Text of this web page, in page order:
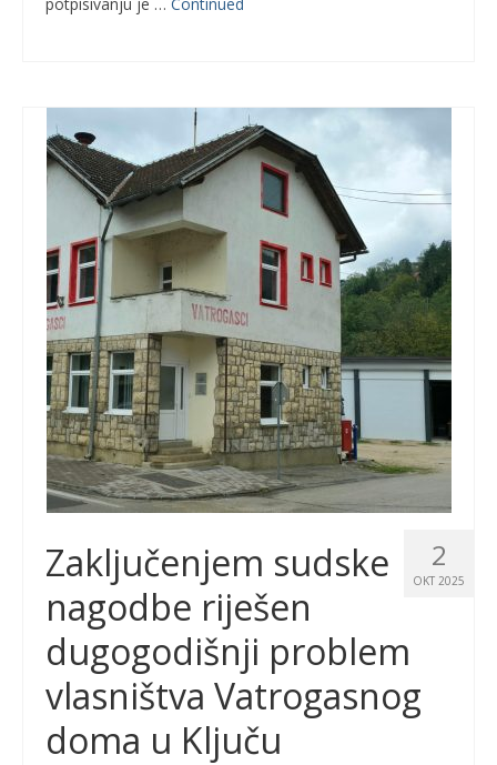
2
OKT 2025
Zaključenjem sudske
nagodbe riješen
dugogodišnji problem
vlasništva Vatrogasnog
doma u Ključu